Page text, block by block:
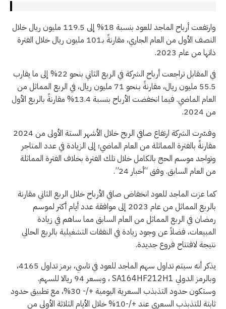
وارتفعت أرباح الماجد للعود بنسبة 18% إلى 119.5 مليون ريال خلال
النصف الأول من العام الجاري، مقارنةً بـ101 مليون ريال خلال الفترة
ذاتها من عام 2023.
في المقابل تراجعت أرباح الشركة في الربع الثاني بنحو 22% إلى ما يقارب
55.5 مليون ريال، مقارنةً بـنحو 71 مليون ريال، في الربع المماثل من
العام الماضي. فيما انخفضت الأرباح بنسبة 13.4% مقارنةً بالربع الأول
من 2024.
وفسّرت الشركة ارتفاع صافي الربح خلال الأشهر الستة الأولى من 2024
مقارنةً بالفترة المماثلة من العام الماضي؛ إلى الزيادة في عدد المتاجر
وتواجد موسم الحج بالكامل خلال تلك الفترة بخلاف الفترة المماثلة
من العام السابق. وفق “أخبار 24”.
كما عزت الماجد للعود انخفاض صافي الأرباح خلال الربع الثاني مقارنة
بالربع المماثل من عام 2023 إلى موافقة عدد أيام أكثر لموسم
رمضان في الربع المماثل من العام السابق مما ساهم في زيادة
المبيعات، فضلاً عن وجود زيادة في النفقات التشغيلية بالربع الحالي
نتيجة لافتتاح فروع جديدة.
يذكر أنه سيتم تداول سهم الماجد للعود في تاسي، برمز تداول 4165،
وبالرمز الدولي SA164HF212H1 ، وبسعر 94 ريالا للسهم.
وستكون حدود التذبذب السعرية اليومية +/- 30%، مع تطبيق حدود
ثابتة للتذبذب السعري عند +/-10% خلال الأيام الثلاثة الأولى من